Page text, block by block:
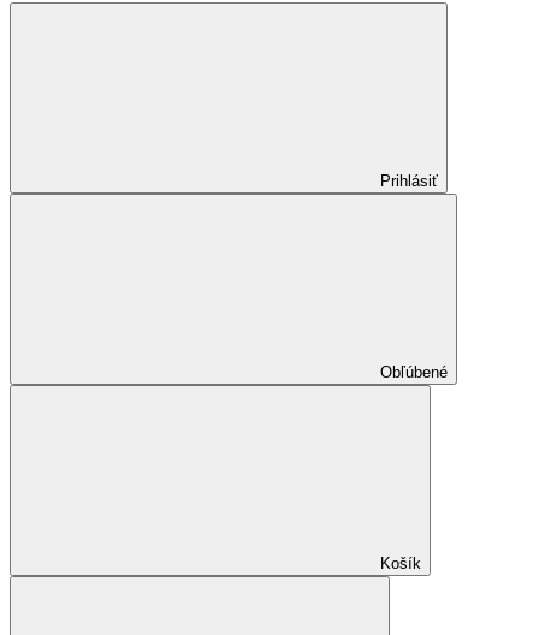
Prihlásiť
Obľúbené
Košík